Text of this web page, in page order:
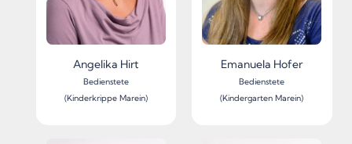
Angelika Hirt
Bedienstete
(Kinderkrippe Marein)
Emanuela Hofer
Bedienstete
(Kindergarten Marein)